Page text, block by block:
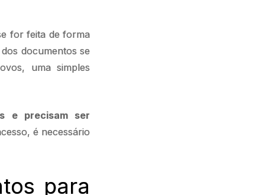
for feita de forma
documentos se
uma simples
e precisam ser
é necessário
para